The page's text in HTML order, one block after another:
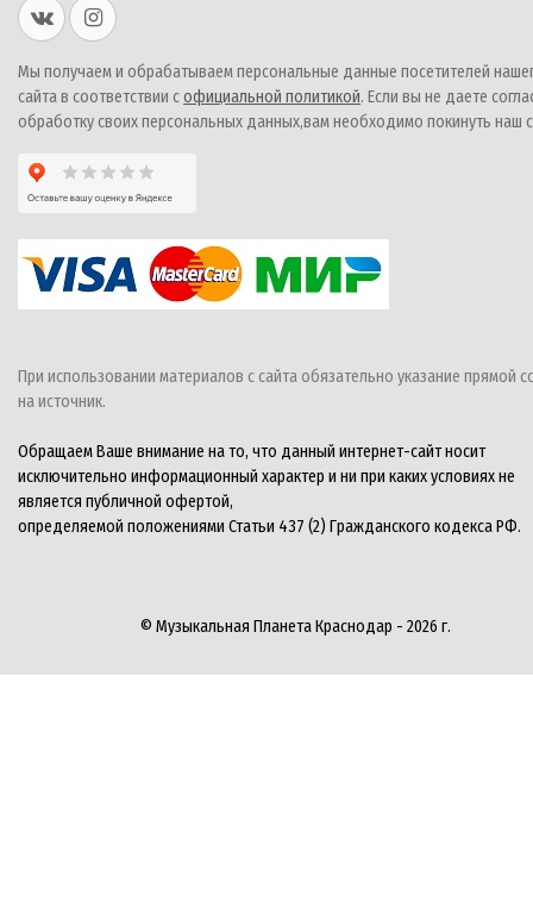
Мы получаем и обрабатываем персональные данные посетителей
сайта в соответствии софициальной политикой. Если вы не даете
обработку своих персональных данных,вам необходимо покинуть наш
При использовании материалов с сайта обязательно указание прямой
на источник.
Обращаем Ваше внимание на то, что данный интернет-сайт носит
исключительно информационный характер и ни при каких условиях не
является публичной офертой,
определяемой положениями Статьи 437 (2) Гражданского кодекса РФ.
© Музыкальная Планета Краснодар - 2026 г.